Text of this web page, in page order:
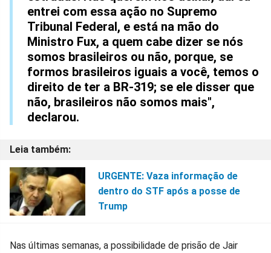
entrei com essa ação no Supremo
Tribunal Federal, e está na mão do
Ministro Fux, a quem cabe dizer se nós
somos brasileiros ou não, porque, se
formos brasileiros iguais a você, temos o
direito de ter a BR-319; se ele disser que
não, brasileiros não somos mais",
declarou.
URGENTE: Vaza informação de
dentro do STF após a posse de
Trump
Nas últimas semanas, a possibilidade de prisão de Jair